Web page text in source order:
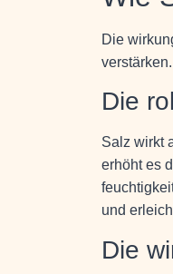
Die
verstärken.
Die
Salz wirkt
erhöht es
und
Die